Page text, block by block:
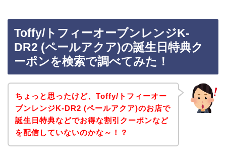
Toffy/トフィーオーブンレンジK-
DR2 (ペールアクア)の誕生日特典ク
ーポンを検索で調べてみた！
ちょっと思ったけど、Toffy/トフィーオー
ブンレンジK-DR2 (ペールアクア)のお店で
誕生日特典などでお得な割引クーポンなど
を配信していないのかな～！？